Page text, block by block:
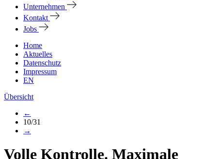
Unternehmen
Kontakt
Jobs
Home
Aktuelles
Datenschutz
Impressum
EN
Übersicht
←
10/31
→
Volle Kontrolle. Maximale